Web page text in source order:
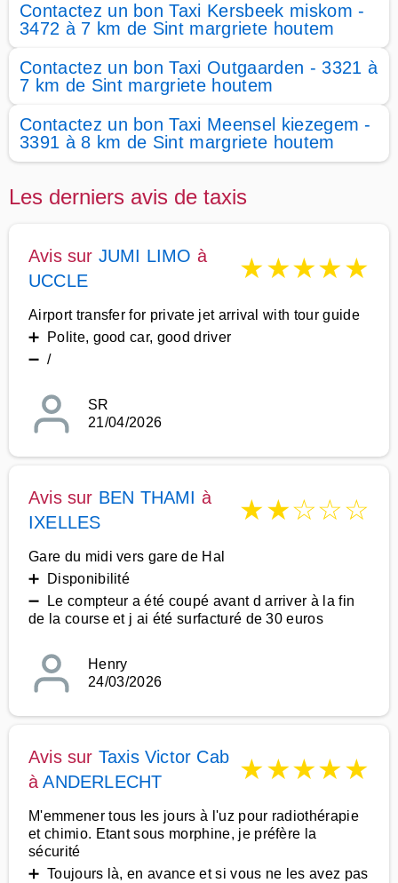
Contactez un bon Taxi Kersbeek miskom -
3472 à 7 km de Sint margriete houtem
Contactez un bon Taxi Outgaarden - 3321 à
7 km de Sint margriete houtem
Contactez un bon Taxi Meensel kiezegem -
3391 à 8 km de Sint margriete houtem
Les derniers avis de taxis
Avis sur JUMI LIMO à
UCCLE
★★★★★
Airport transfer for private jet arrival with tour guide
➕ Polite, good car, good driver
➖ /
SR
21/04/2026
Avis sur BEN THAMI à
IXELLES
★★☆☆☆
Gare du midi vers gare de Hal
➕ Disponibilité
➖ Le compteur a été coupé avant d arriver à la fin
de la course et j ai été surfacturé de 30 euros
Henry
24/03/2026
Avis sur Taxis Victor Cab
àANDERLECHT ★★★★★
M'emmener tous les jours à l'uz pour radiothérapie
et chimio. Etant sous morphine, je préfère la
sécurité
➕ Toujours là, en avance et si vous ne les avez pas